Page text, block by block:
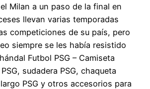
Milan a un paso de la final en
llevan varias temporadas
competiciones de su país, pero
siempre se les había resistido
Futbol PSG – Camiseta
sudadera PSG, chaqueta
PSG y otros accesorios para